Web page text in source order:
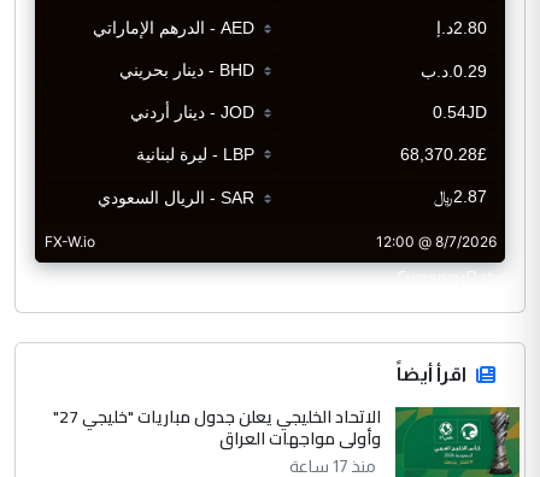
CurrencyRate
اقرأ أيضاً
الاتحاد الخليجي يعلن جدول مباريات "خليجي 27"
وأولى مواجهات العراق
منذ 17 ساعة